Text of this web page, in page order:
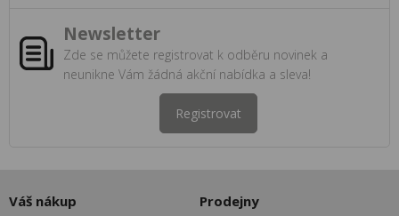
Newsletter
Zde se můžete registrovat k odběru novinek a
neunikne Vám žádná akční nabídka a sleva!
Registrovat
Váš nákup Prodejny